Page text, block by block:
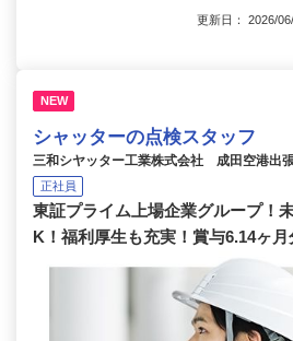
更新日： 2026/
NEW
シャッターの点検スタッフ
三和シヤッター工業株式会社 成田空港出
正社員
東証プライム上場企業グループ！
K！福利厚生も充実！賞与6.14ヶ